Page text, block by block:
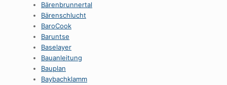
Bärenbrunnertal
Bärenschlucht
BaroCook
Baruntse
Baselayer
Bauanleitung
Bauplan
Baybachklamm